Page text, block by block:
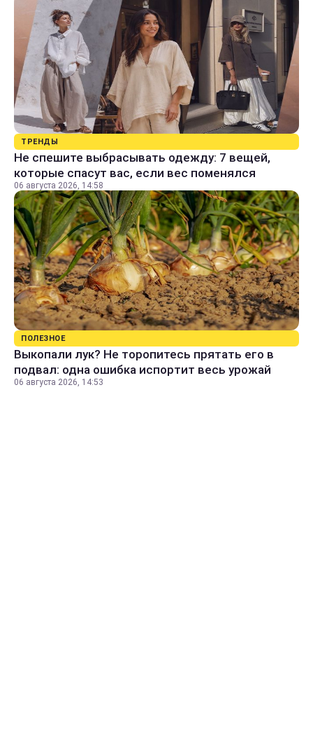
ТРЕНДЫ
Не спешите выбрасывать одежду: 7 вещей,
которые спасут вас, если вес поменялся
06 августа 2026, 14:58
ПОЛЕЗНОЕ
Выкопали лук? Не торопитесь прятать его в
подвал: одна ошибка испортит весь урожай
06 августа 2026, 14:53